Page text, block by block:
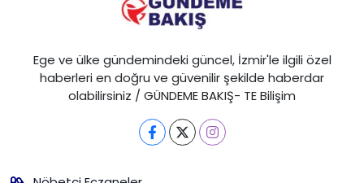
Ege ve ülke gündemindeki güncel, İzmir'le ilgili özel
haberleri en doğru ve güvenilir şekilde haberdar
olabilirsiniz / GÜNDEME BAKIŞ- TE Bilişim